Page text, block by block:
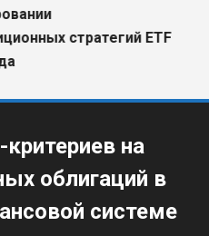
стратегий ETF
критериев на
облигаций в
системе